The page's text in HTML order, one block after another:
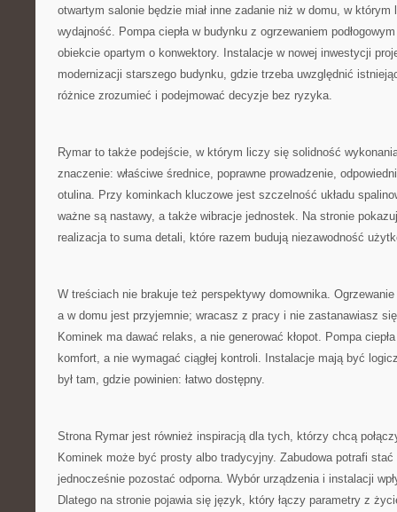
otwartym salonie będzie miał inne zadanie niż w domu, w
wydajność. Pompa ciepła w budynku z ogrzewaniem
obiekcie opartym o konwektory. Instalacje w nowej inwestycji
modernizacji starszego budynku, gdzie trzeba uwzględnić
różnice zrozumieć i podejmować decyzje bez ryzyka.
Rymar to także podejście, w którym liczy się solidność
znaczenie: właściwe średnice, poprawne prowadzenie,
otulina. Przy kominkach kluczowe jest szczelność układu
ważne są nastawy, a także wibracje jednostek. Na stronie
realizacja to suma detali, które razem budują niezawodność
W treściach nie brakuje też perspektywy domownika.
a w domu jest przyjemnie; wracasz z pracy i nie zastanawiasz
Kominek ma dawać relaks, a nie generować kłopot. Pompa
komfort, a nie wymagać ciągłej kontroli. Instalacje mają być
był tam, gdzie powinien: łatwo dostępny.
Strona Rymar jest również inspiracją dla tych, którzy chcą
Kominek może być prosty albo tradycyjny. Zabudowa potrafi
jednocześnie pozostać odporna. Wybór urządzenia i instalacji
Dlatego na stronie pojawia się język, który łączy parametry z